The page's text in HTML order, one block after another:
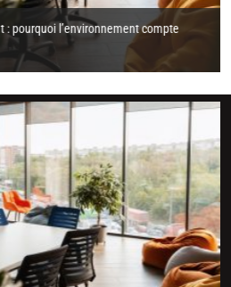
: pourquoi l’environnement compte